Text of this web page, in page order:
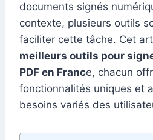
documents signés
contexte, plusieurs outils
faciliter cette tâche. Cet
meilleurs outils pour
PDF en France, chacun
fonctionnalités uniques et
besoins variés des